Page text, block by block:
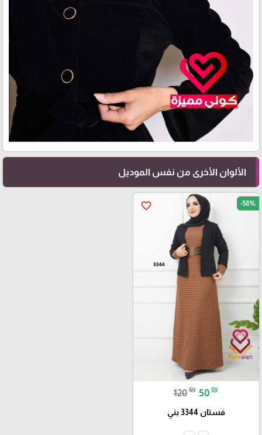
الألوان الأخرى من نفس الموديل
favorite_border -58%
120₪ 50 ₪
فستان 3344 بني